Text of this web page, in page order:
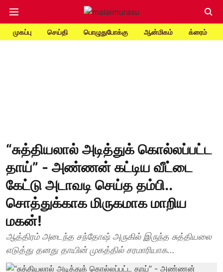
முகப்பு செய்தி பொழுதுபோக்கு ஆன்மிகம் க்ரைம்
“சுத்தியலால் அடித்துக் கொல்லப்பட்ட
தாய்” - அண்ணன் கட்டிய வீட்டை
கேட்டு அடாவடி செய்த தம்பி..
சொத்துக்காக மிருகமாக மாறிய
மகன்!
ஆத்திரம் அடைந்த சந்தோஷ் அருகில் இருந்த சுத்தியலை
எடுத்து தனது தாயின் முகத்தில் சரமாரியாக...